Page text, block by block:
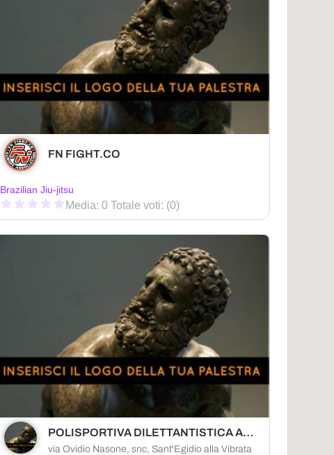
FN FIGHT.CO
Brazilian Jiu-jitsu
Media: 0 Totale voti: (0)
POLISPORTIVA DILETTANTISTICA ALLBLACKS TAEKWONDO ABRUZZO-SANT'EGIDIO ALLA VIBRATA
via Ovidio Nasone, snc, Sant'Egidio alla Vibrata